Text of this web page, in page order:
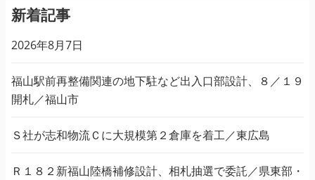
新着記事
2026年8月7日
福山駅前再整備関連の地下駐など出入口部設計、８／１９
開札／福山市
Ｓ社が志和物流Ｃに大規模第２倉庫を着工／東広島
Ｒ１８２新福山陸橋補修設計、相札抽選で委託／県東部・